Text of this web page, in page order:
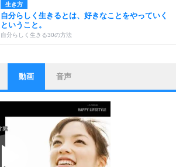
生き方
自分らしく生きるとは、好きなことをやっていく
ということ。
自分らしく生きる30の方法
ストレス対策
他人と比べない。
いっそのこと、他人を見ない。
いらいらしない人になる30の方法
ポジティブになれない原因は、行動しないから。
ポジティブ思考になる30の方法
動画 音声